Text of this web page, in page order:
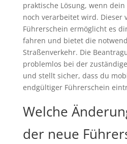
praktische Lösung, wenn
noch verarbeitet wird. Dieser
Führerschein ermöglicht es
fahren und bietet die
Straßenverkehr. Die
problemlos bei der
und stellt sicher, dass du
endgültiger Führerschein
Welche
der neue